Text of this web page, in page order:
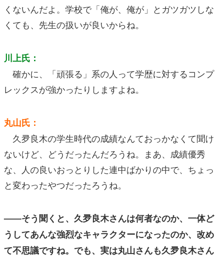
くないんだよ。学校で「俺が、俺が」とガツガツしな
くても、先生の扱いが良いからね。
川上氏：
確かに、「頑張る」系の人って学歴に対するコンプ
レックスが強かったりしますよね。
丸山氏：
久夛良木の学生時代の成績なんておっかなくて聞け
ないけど、どうだったんだろうね。まあ、成績優秀
な、人の良いおっとりした連中ばかりの中で、ちょっ
と変わったやつだったろうね。
――そう聞くと、久夛良木さんは何者なのか、一体ど
うしてあんな強烈なキャラクターになったのか、改め
て不思議ですね。でも、実は丸山さんも久夛良木さん